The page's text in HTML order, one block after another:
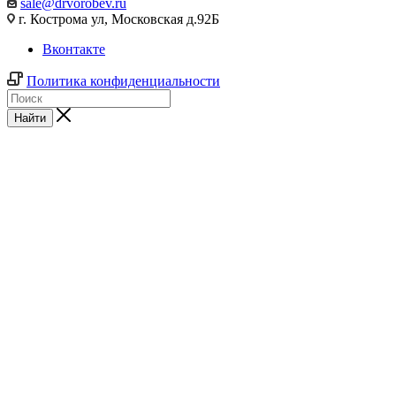
г. Кострома ул, Московская д.92Б
Вконтакте
Политика конфиденциальности
Найти